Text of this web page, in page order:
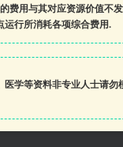
费用与其对应资源价值不
运行所消耗各项综合费用.
医学等资料非专业人士请勿